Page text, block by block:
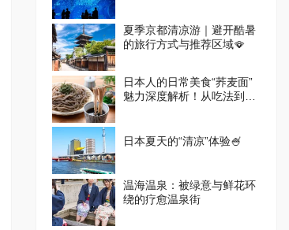
夏季京都清凉游｜避开酷暑
的旅行方式与推荐区域🪭
日本人的日常美食“荞麦面”
魅力深度解析！从吃法到体
日本夏天的“清凉”体验🍧
温海温泉：被绿意与鲜花环
绕的疗愈温泉街